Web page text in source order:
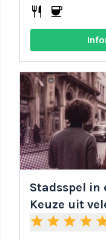
restaurant coffee
Stadsspel in
Keuze uit
star star star star